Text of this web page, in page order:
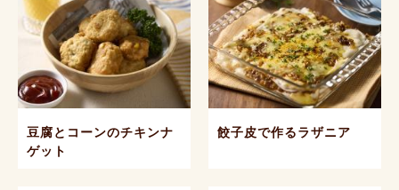
豆腐とコーンのチキンナ
ゲット
餃子皮で作るラザニア